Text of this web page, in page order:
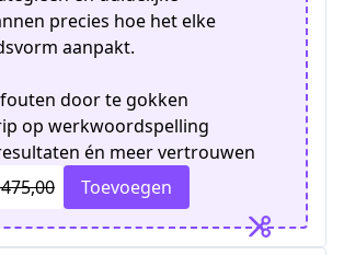
precies hoe het elke
aanpakt.
door te gokken
op werkwoordspelling
én meer vertrouwen
Toevoegen